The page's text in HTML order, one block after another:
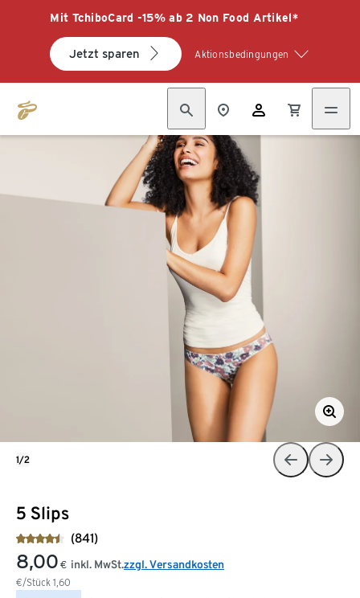
Mit TchiboCard -15% ab 2 Non Food Artikel*
Jetzt sparen Aktionsbedingungen
5 Slips
(841)
8,00 €
€/Stück 1,60
inkl. MwSt.zzgl. Versandkosten
1/2